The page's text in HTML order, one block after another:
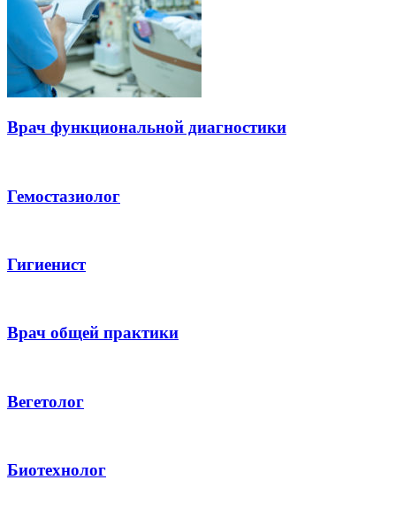
Врач функциональной диагностики
Гемостазиолог
Гигиенист
Врач общей практики
Вегетолог
Биотехнолог